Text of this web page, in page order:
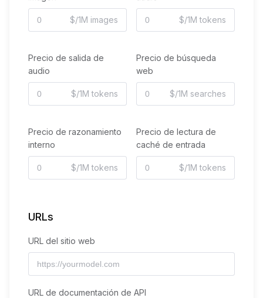
$/1M images $/1M tokens
Precio de salida de
audio
$/1M tokens
Precio de búsqueda
web
$/1M searches
Precio de razonamiento
interno
$/1M tokens
Precio de lectura de
caché de entrada
$/1M tokens
URLs
URL del sitio web
URL de documentación de API